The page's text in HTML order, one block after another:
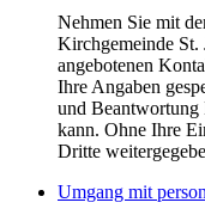
Nehmen Sie mit
Kirchgemeinde St.
angebotenen
Ihre Angaben
und
kann. Ohne Ihre
Dritte
Umgang mit